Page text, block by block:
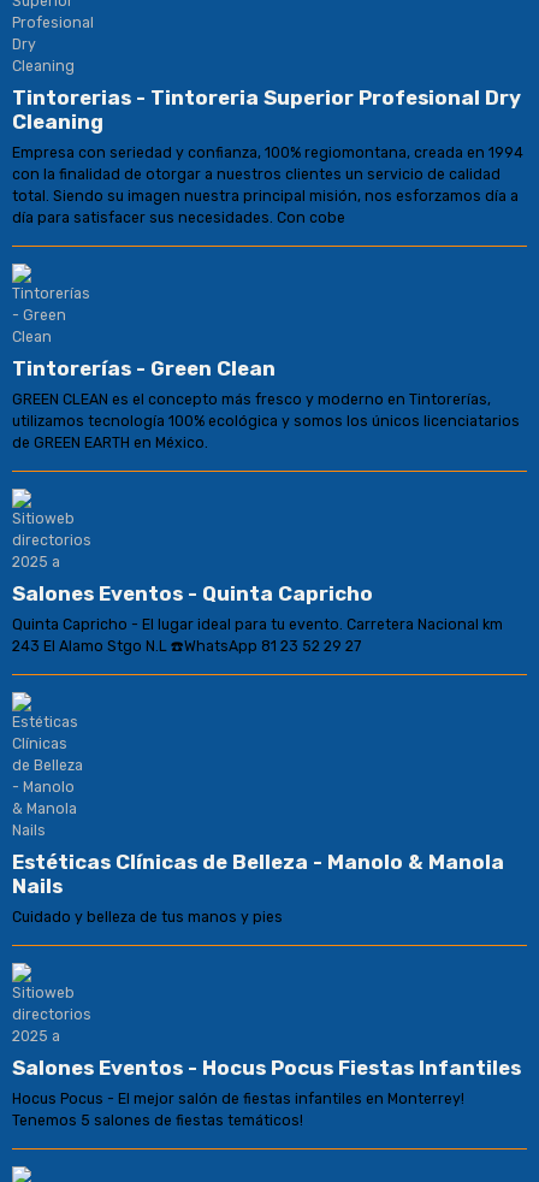
Tintorerias - Tintoreria Superior Profesional Dry
Cleaning
Empresa con seriedad y confianza, 100% regiomontana, creada en 1994
con la finalidad de otorgar a nuestros clientes un servicio de calidad
total. Siendo su imagen nuestra principal misión, nos esforzamos día a
día para satisfacer sus necesidades. Con cobe
Tintorerías - Green Clean
GREEN CLEAN es el concepto más fresco y moderno en Tintorerías,
utilizamos tecnología 100% ecológica y somos los únicos licenciatarios
de GREEN EARTH en México.
Salones Eventos - Quinta Capricho
Quinta Capricho - El lugar ideal para tu evento. Carretera Nacional km
243 El Alamo Stgo N.L ☎️WhatsApp 81 23 52 29 27
Estéticas Clínicas de Belleza - Manolo & Manola
Nails
Cuidado y belleza de tus manos y pies
Salones Eventos - Hocus Pocus Fiestas Infantiles
Hocus Pocus - El mejor salón de fiestas infantiles en Monterrey!
Tenemos 5 salones de fiestas temáticos!